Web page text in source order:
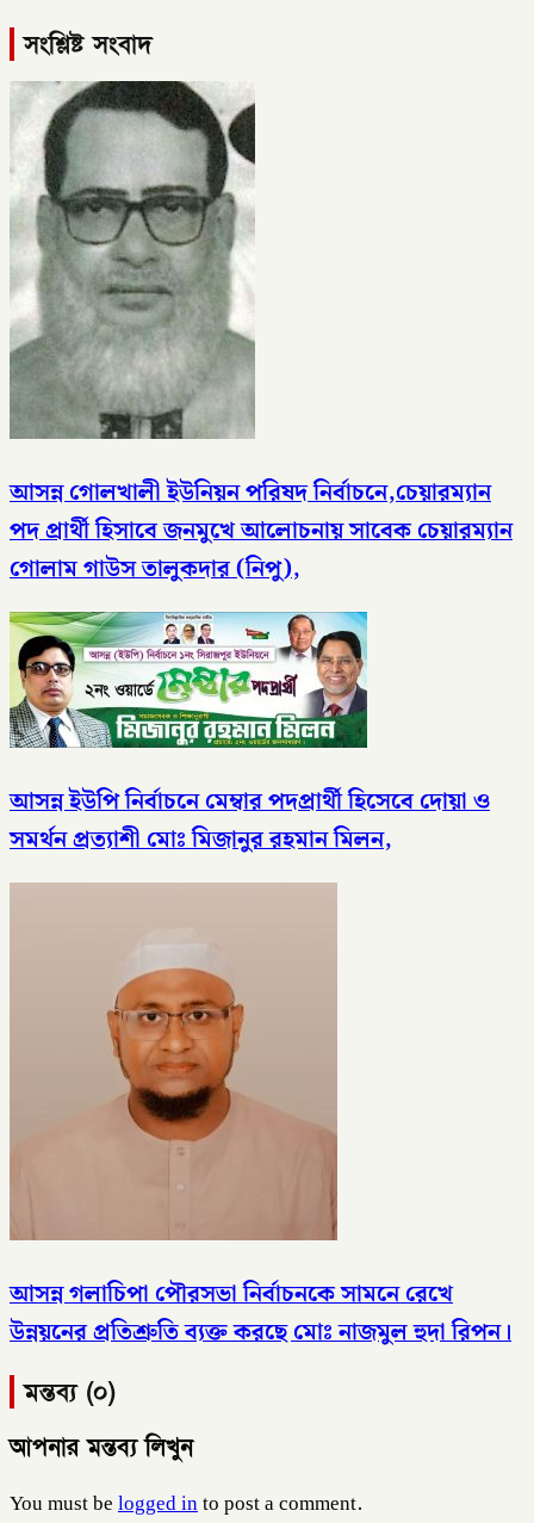
সংশ্লিষ্ট সংবাদ
আসন্ন গোলখালী ইউনিয়ন পরিষদ নির্বাচনে,চেয়ারম্যান
পদ প্রার্থী হিসাবে জনমুখে আলোচনায় সাবেক চেয়ারম্যান
গোলাম গাউস তালুকদার (নিপু),
আসন্ন ইউপি নির্বাচনে মেম্বার পদপ্রার্থী হিসেবে দোয়া ও
সমর্থন প্রত্যাশী মোঃ মিজানুর রহমান মিলন,
আসন্ন গলাচিপা পৌরসভা নির্বাচনকে সামনে রেখে
উন্নয়নের প্রতিশ্রুতি ব্যক্ত করছে মোঃ নাজমুল হুদা রিপন।
মন্তব্য (০)
আপনার মন্তব্য লিখুন
You must belogged into post a comment.